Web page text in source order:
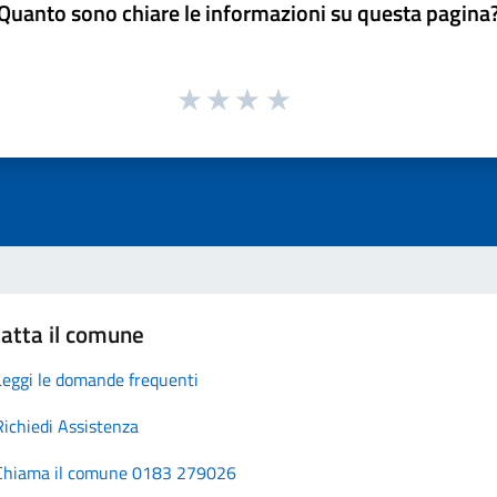
sono chiare le informazioni su questa
il comune
le domande frequenti
Assistenza
il comune 0183 279026